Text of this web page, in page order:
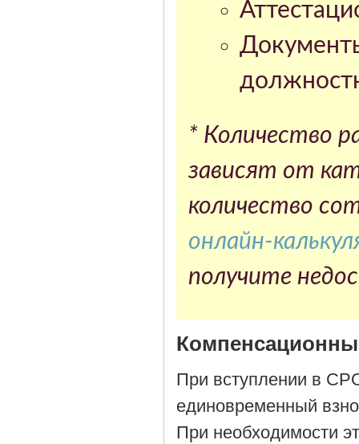
* Количество
зависят от
количество
онлайн-
получите
При вступлении в
единовременный
При необходимости